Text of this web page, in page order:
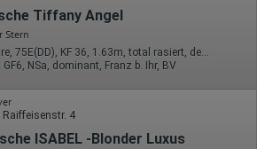
Tiffany Angel
Stern
32 Jahre, 75E(DD), KF 36, 1.63m, total rasiert, deutsch
GF6, NSa, dominant, Franz b. Ihr, BV
Raiffeisenstr. 4
ISABEL -Blonder Luxus